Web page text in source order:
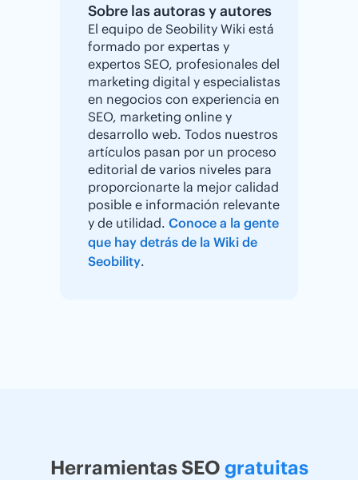
Sobre las autoras y autores
El equipo de Seobility Wiki está
formado por expertas y
expertos SEO, profesionales del
marketing digital y especialistas
en negocios con experiencia en
SEO, marketing online y
desarrollo web. Todos nuestros
artículos pasan por un proceso
editorial de varios niveles para
proporcionarte la mejor calidad
posible e información relevante
y de utilidad. Conoce a la gente
que hay detrás de la Wiki de
Seobility.
Herramientas SEO gratuitas